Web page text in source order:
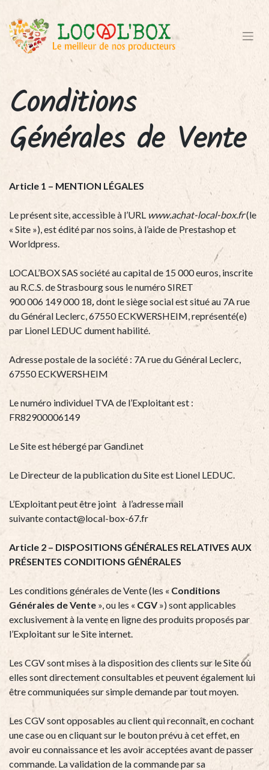
Conditions
Générales de Vente
Article 1 – MENTION LÉGALES
Le présent site, accessible à l’URL www.achat-local-box.fr(le
« Site »), est édité par nos soins, à l’aide de Prestashop et
Worldpress.
LOCAL’BOX SAS société au capital de 15 000 euros, inscrite
au R.C.S. de Strasbourg sous le numéro SIRET
900 006 149 000 18, dont le siège social est situé au 7A rue
du Général Leclerc, 67550 ECKWERSHEIM, représenté(e)
par Lionel LEDUC dument habilité.
Adresse postale de la société : 7A rue du Général Leclerc,
67550 ECKWERSHEIM
Le numéro individuel TVA de l’Exploitant est :
FR82900006149
Le Site est hébergé par Gandi.net
Le Directeur de la publication du Site est Lionel LEDUC.
L’Exploitant peut être joint à l’adresse mail
suivantecontact@local-box-67.fr
Article 2 – DISPOSITIONS GÉNÉRALES RELATIVES AUX
PRÉSENTES CONDITIONS GÉNÉRALES
Les conditions générales de Vente (les « Conditions
Générales de Vente », ou les « CGV») sont applicables
exclusivement à la vente en ligne des produits proposés par
l’Exploitant sur le Site internet.
Les CGV sont mises à la disposition des clients sur le Site où
elles sont directement consultables et peuvent également lui
être communiquées sur simple demande par tout moyen.
Les CGV sont opposables au client qui reconnaît, en cochant
une case ou en cliquant sur le bouton prévu à cet effet, en
avoir eu connaissance et les avoir acceptées avant de passer
commande. La validation de la commande par sa